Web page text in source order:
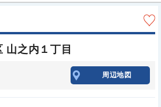
山之内１丁目
周辺地図